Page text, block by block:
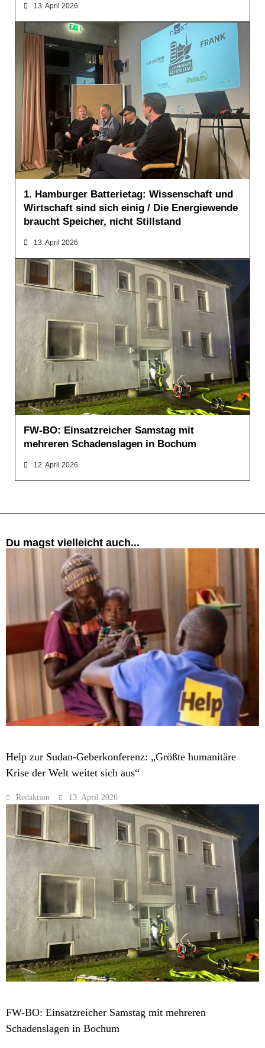
13. April 2026
1. Hamburger Batterietag: Wissenschaft und
Wirtschaft sind sich einig / Die Energiewende
braucht Speicher, nicht Stillstand
13. April 2026
MELDUNGEN
FW-BO: Einsatzreicher Samstag mit
mehreren Schadenslagen in Bochum
12. April 2026
Du magst vielleicht auch...
Help zur Sudan-Geberkonferenz: „Größte humanitäre
Krise der Welt weitet sich aus“
Redaktion 13. April 2026
FW-BO: Einsatzreicher Samstag mit mehreren
Schadenslagen in Bochum